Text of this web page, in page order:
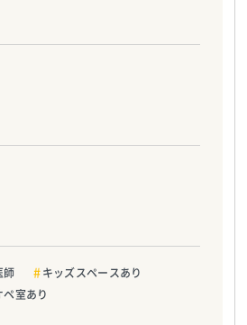
師
キッズスペースあり
ペ室あり